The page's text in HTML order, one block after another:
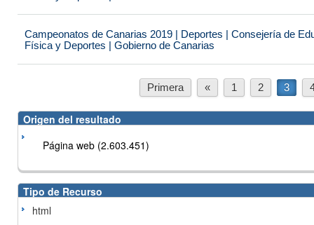
Campeonatos de Canarias 2019 | Deportes | Consejería de
Física y Deportes | Gobierno de Canarias
Primera « 1 2 3
Origen del resultado
Página web (2.603.451)
Tipo de Recurso
html